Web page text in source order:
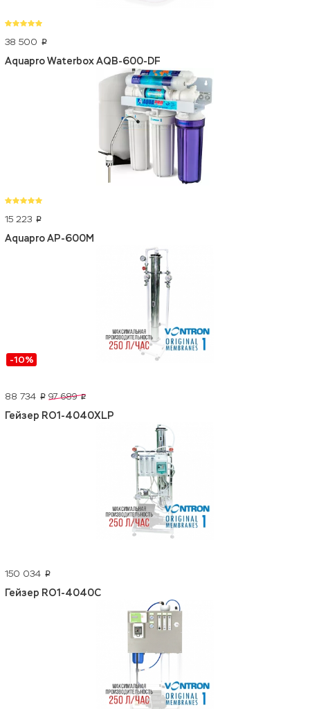
38 500 p
Aquapro Waterbox AQB-600-DF
15 223 p
Aquapro AP-600M
-10%
88 734 p 97 689 p
Гейзер RO1-4040XLP
150 034 p
Гейзер RO1-4040C